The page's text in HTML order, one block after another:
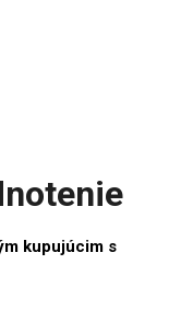
kupujúcim s